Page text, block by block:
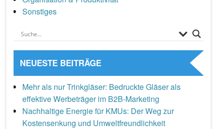
Sonstiges
NEUESTE BEITRÄGE
Mehr als nur Trinkgläser: Bedruckte Gläser als
effektive Werbeträger im B2B-Marketing
Nachhaltige Energie für KMUs: Der Weg zur
Kostensenkung und Umweltfreundlichkeit